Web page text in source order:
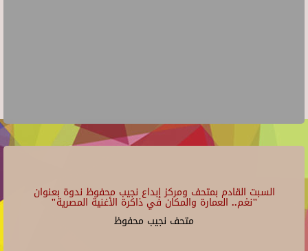
السبت القادم بمتحف ومركز إبداع نجيب محفوظ ندوة بعنوان
"نغم.. العمارة والمكان في ذاكرة الأغنية المصرية"
متحف نجيب محفوظ